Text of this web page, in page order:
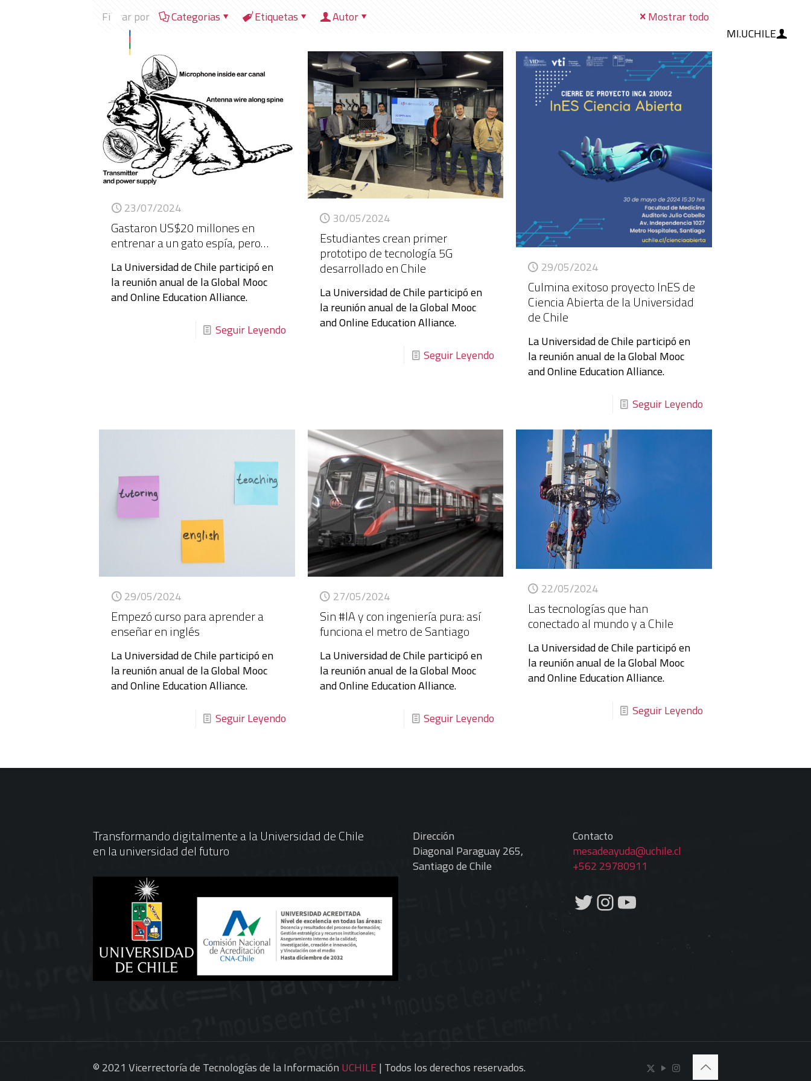
MI.UCHILE
Filtrar por Categorias Etiquetas Autor Mostrar todo
23/07/2024
Gastaron US$20 millones en
entrenar a un gato espía, pero…
La Universidad de Chile participó en
la reunión anual de la Global Mooc
and Online Education Alliance.
Seguir Leyendo
30/05/2024
Estudiantes crean primer
prototipo de tecnología 5G
desarrollado en Chile
La Universidad de Chile participó en
la reunión anual de la Global Mooc
and Online Education Alliance.
Seguir Leyendo
29/05/2024
Culmina exitoso proyecto InES de
Ciencia Abierta de la Universidad
de Chile
La Universidad de Chile participó en
la reunión anual de la Global Mooc
and Online Education Alliance.
Seguir Leyendo
29/05/2024
Empezó curso para aprender a
enseñar en inglés
La Universidad de Chile participó en
la reunión anual de la Global Mooc
and Online Education Alliance.
Seguir Leyendo
27/05/2024
Sin #IA y con ingeniería pura: así
funciona el metro de Santiago
La Universidad de Chile participó en
la reunión anual de la Global Mooc
and Online Education Alliance.
Seguir Leyendo
22/05/2024
Las tecnologías que han
conectado al mundo y a Chile
La Universidad de Chile participó en
la reunión anual de la Global Mooc
and Online Education Alliance.
Seguir Leyendo
Transformando digitalmente a la Universidad de Chile
en la universidad del futuro
Dirección
Diagonal Paraguay 265,
Santiago de Chile
Contacto
mesadeayuda@uchile.cl
+562 29780911
Twitter
Instagram
YouTube
© 2021 Vicerrectoría de Tecnologías de la InformaciónUCHILE| Todos los derechos reservados.